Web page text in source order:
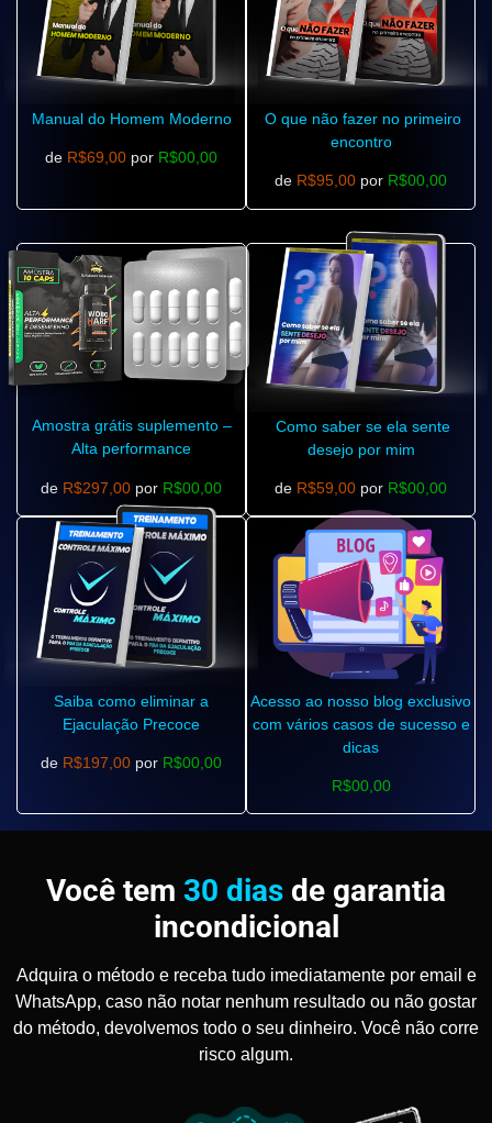
Manual do Homem Moderno
de R$69,00 por R$00,00
O que não fazer no primeiro
encontro
de R$95,00 por R$00,00
Amostra grátis suplemento –
Alta performance
de R$297,00 por R$00,00
Como saber se ela sente
desejo por mim
de R$59,00 por R$00,00
Saiba como eliminar a
Ejaculação Precoce
de R$197,00 por R$00,00
Acesso ao nosso blog exclusivo
com vários casos de sucesso e
dicas
R$00,00
Você tem 30 dias de garantia
incondicional
Adquira o método e receba tudo imediatamente por email e
WhatsApp, caso não notar nenhum resultado ou não gostar
do método, devolvemos todo o seu dinheiro. Você não corre
risco algum.